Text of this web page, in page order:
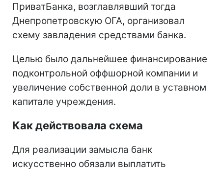
ПриватБанка, возглавлявший тогда
Днепропетровскую ОГА, организовал
схему завладения средствами банка.
Целью было дальнейшее финансирование
подконтрольной оффшорной компании и
увеличение собственной доли в уставном
капитале учреждения.
Как действовала схема
Для реализации замысла банк
искусственно обязали выплатить